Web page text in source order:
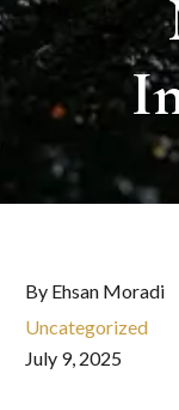
By Ehsan Moradi
Uncategorized
July 9, 2025